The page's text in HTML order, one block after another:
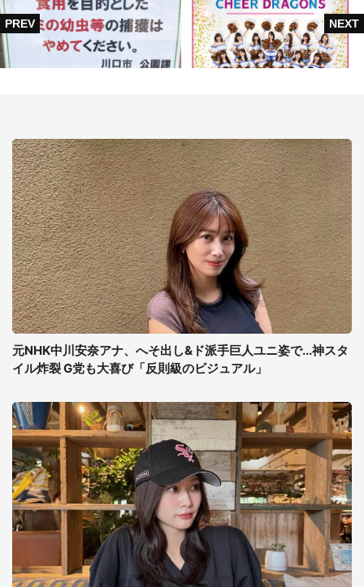
元NHK中川安奈アナ、へそ出し&ド派手巨人ユニ姿で...神スタ
イル炸裂 G党も大喜び「反則級のビジュアル」